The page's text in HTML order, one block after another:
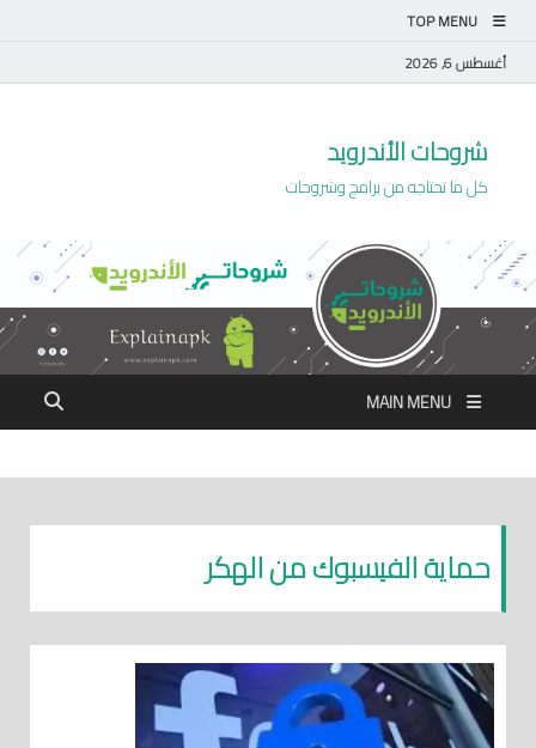
TOP MENU
أغسطس 6, 2026
شروحات الأندرويد
كل ما تحتاجه من برامج وشروحات
MAIN MENU
حماية الفيسبوك من الهكر